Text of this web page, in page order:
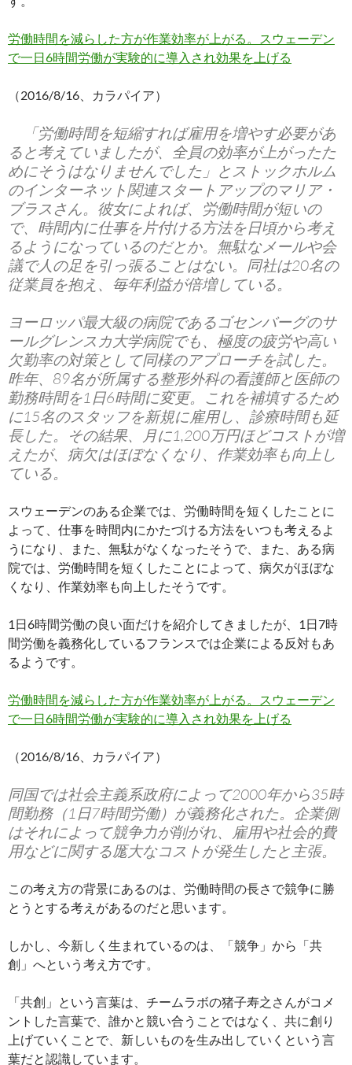
労働時間を減らした方が作業効率が上がる。スウェーデン
で一日6時間労働が実験的に導入され効果を上げる
（2016/8/16、カラパイア）
「労働時間を短縮すれば雇用を増やす必要があ
ると考えていましたが、全員の効率が上がったた
めにそうはなりませんでした」とストックホルム
のインターネット関連スタートアップのマリア・
ブラスさん。彼女によれば、労働時間が短いの
で、時間内に仕事を片付ける方法を日頃から考え
るようになっているのだとか。無駄なメールや会
議で人の足を引っ張ることはない。同社は20名の
従業員を抱え、毎年利益が倍増している。
ヨーロッパ最大級の病院であるゴセンバーグのサ
ールグレンスカ大学病院でも、極度の疲労や高い
欠勤率の対策として同様のアプローチを試した。
昨年、89名が所属する整形外科の看護師と医師の
勤務時間を1日6時間に変更。これを補填するため
に15名のスタッフを新規に雇用し、診療時間も延
長した。その結果、月に1,200万円ほどコストが増
えたが、病欠はほぼなくなり、作業効率も向上し
ている。
スウェーデンのある企業では、労働時間を短くしたことに
よって、仕事を時間内にかたづける方法をいつも考えるよ
うになり、また、無駄がなくなったそうで、また、ある病
院では、労働時間を短くしたことによって、病欠がほぼな
くなり、作業効率も向上したそうです。
1日6時間労働の良い面だけを紹介してきましたが、1日7時
間労働を義務化しているフランスでは企業による反対もあ
るようです。
労働時間を減らした方が作業効率が上がる。スウェーデン
で一日6時間労働が実験的に導入され効果を上げる
（2016/8/16、カラパイア）
同国では社会主義系政府によって2000年から35時
間勤務（1日7時間労働）が義務化された。企業側
はそれによって競争力が削がれ、雇用や社会的費
用などに関する厖大なコストが発生したと主張。
この考え方の背景にあるのは、労働時間の長さで競争に勝
とうとする考えがあるのだと思います。
しかし、今新しく生まれているのは、「競争」から「共
創」へという考え方です。
「共創」という言葉は、チームラボの猪子寿之さんがコメ
ントした言葉で、誰かと競い合うことではなく、共に創り
上げていくことで、新しいものを生み出していくという言
葉だと認識しています。